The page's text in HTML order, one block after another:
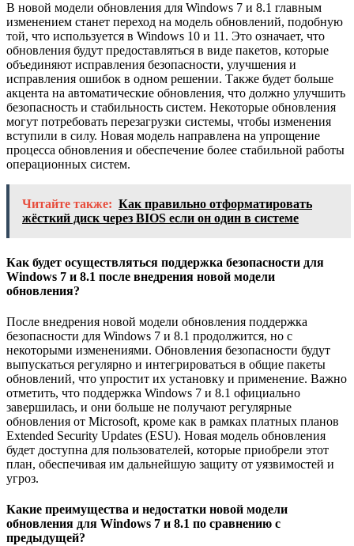
В новой модели обновления для Windows 7 и 8.1 главным
изменением станет переход на модель обновлений, подобную
той, что используется в Windows 10 и 11. Это означает, что
обновления будут предоставляться в виде пакетов, которые
объединяют исправления безопасности, улучшения и
исправления ошибок в одном решении. Также будет больше
акцента на автоматические обновления, что должно улучшить
безопасность и стабильность систем. Некоторые обновления
могут потребовать перезагрузки системы, чтобы изменения
вступили в силу. Новая модель направлена на упрощение
процесса обновления и обеспечение более стабильной работы
операционных систем.
Читайте также: Как правильно отформатировать
жёсткий диск через BIOS если он один в системе
Как будет осуществляться поддержка безопасности для
Windows 7 и 8.1 после внедрения новой модели
обновления?
После внедрения новой модели обновления поддержка
безопасности для Windows 7 и 8.1 продолжится, но с
некоторыми изменениями. Обновления безопасности будут
выпускаться регулярно и интегрироваться в общие пакеты
обновлений, что упростит их установку и применение. Важно
отметить, что поддержка Windows 7 и 8.1 официально
завершилась, и они больше не получают регулярные
обновления от Microsoft, кроме как в рамках платных планов
Extended Security Updates (ESU). Новая модель обновления
будет доступна для пользователей, которые приобрели этот
план, обеспечивая им дальнейшую защиту от уязвимостей и
угроз.
Какие преимущества и недостатки новой модели
обновления для Windows 7 и 8.1 по сравнению с
предыдущей?